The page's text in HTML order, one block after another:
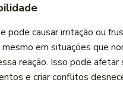
pode causar irritação ou
em situações que
reação. Isso pode afetar
e criar conflitos